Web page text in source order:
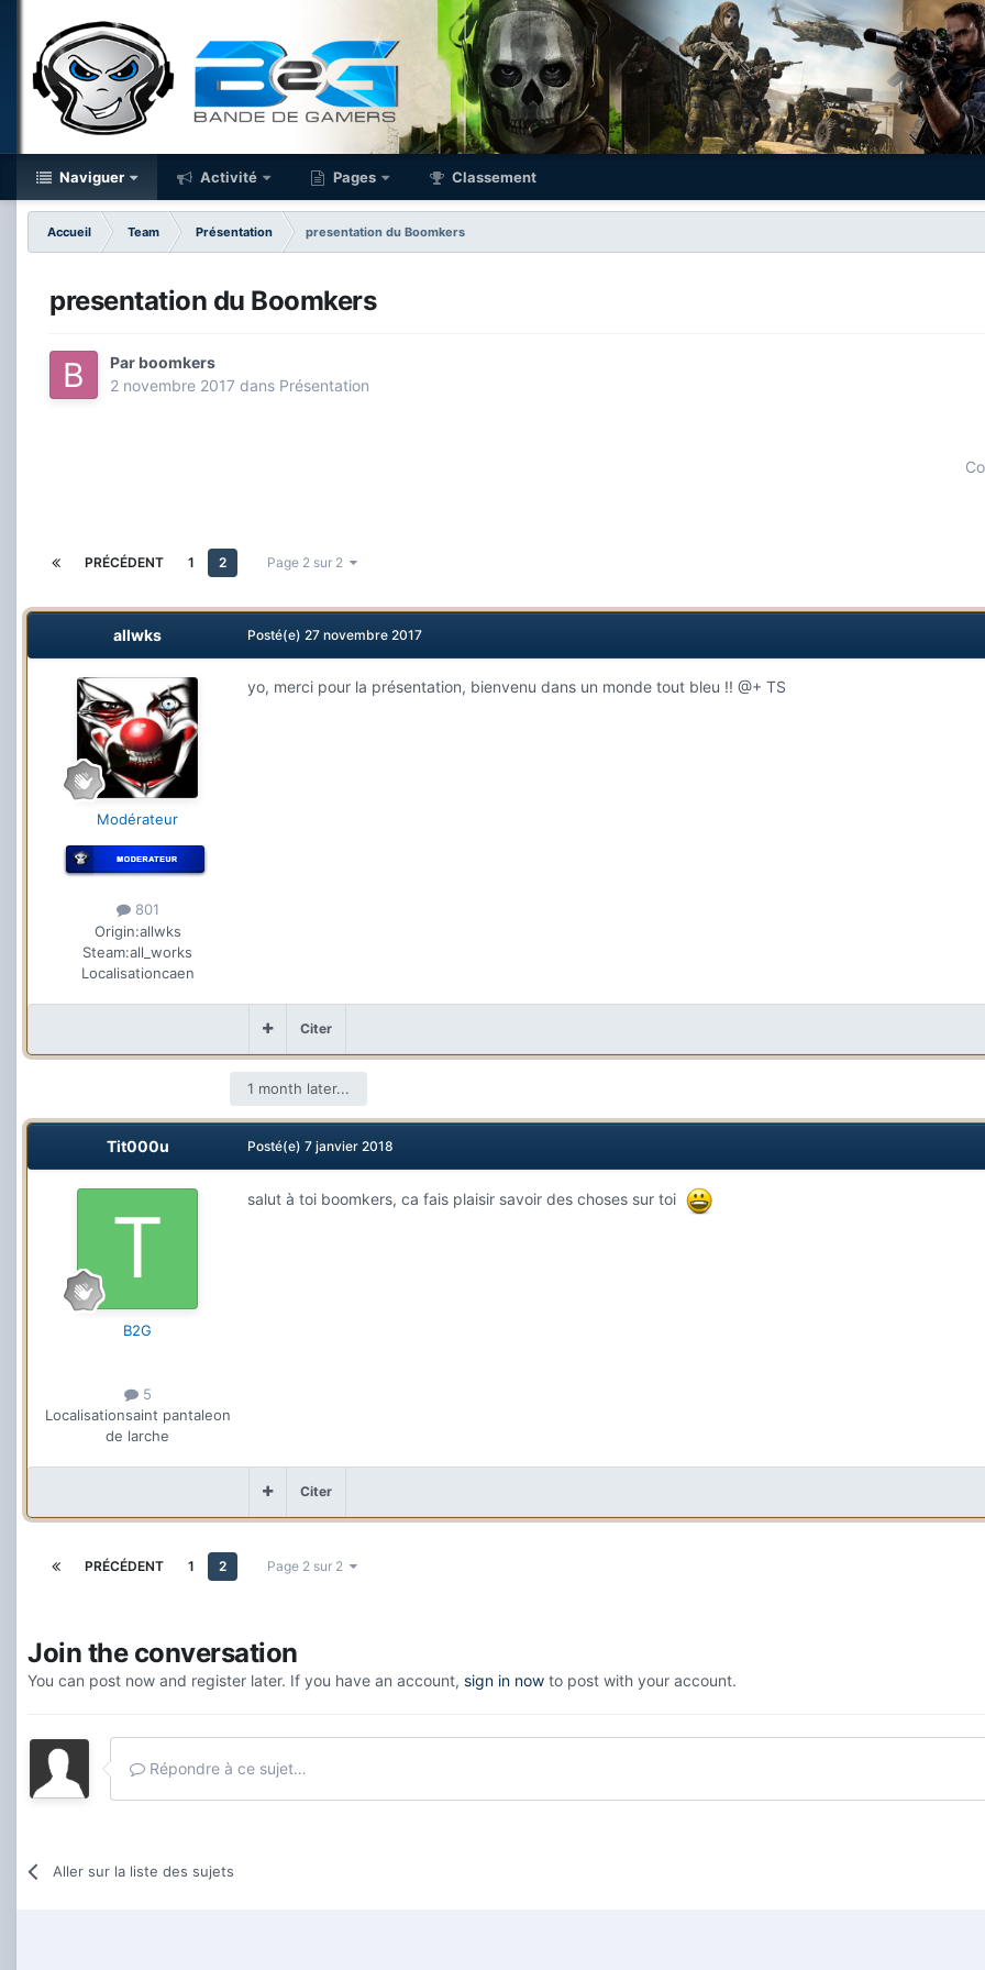
Naviguer Activité Pages Classement
Accueil Team Présentation presentation du Boomkers
presentation du Boomkers
Par boomkers
2 novembre 2017 dans Présentation
PRÉCÉDENT 1 2 Page 2 sur 2
allwks
Modérateur
801
Origin:allwks
Steam:all_works
Localisationcaen
Posté(e) 27 novembre 2017
yo, merci pour la présentation, bienvenu dans un monde tout bleu !! @+ TS
Citer
1 month later...
Tit000u
B2G
5
Localisationsaint pantaleon
de larche
Posté(e) 7 janvier 2018
salut à toi boomkers, ca fais plaisir savoir des choses sur toi
Citer
PRÉCÉDENT 1 2 Page 2 sur 2
Join the conversation
You can post now and register later. If you have an account, sign in now to post with your account.
Répondre à ce sujet…
Aller sur la liste des sujets